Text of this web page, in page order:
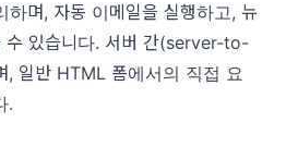
하며, 자동 이메일을 실행하고, 뉴
수 있습니다. 서버 간(server-to-
, 일반 HTML 폼에서의 직접 요
.